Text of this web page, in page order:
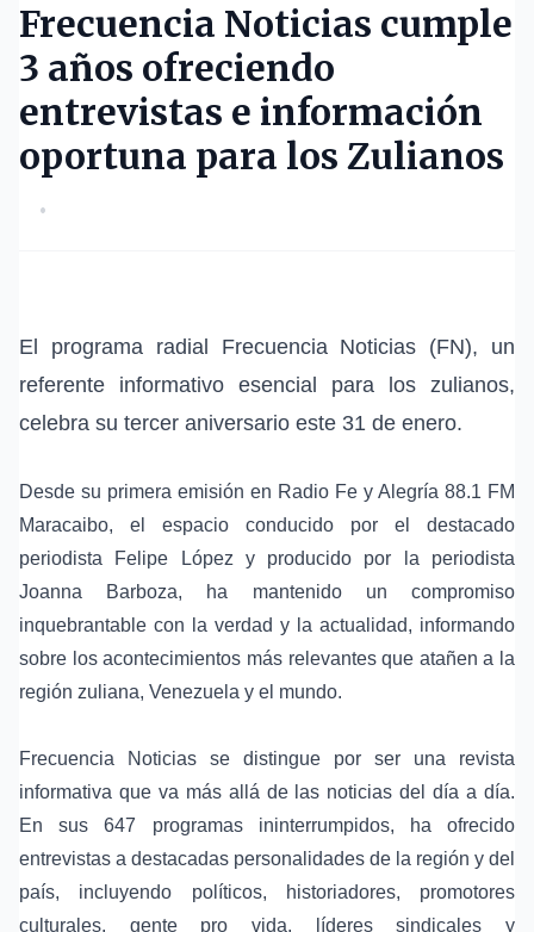
Frecuencia Noticias cumple
3 años ofreciendo
entrevistas e información
oportuna para los Zulianos
•
El programa radial Frecuencia Noticias (FN), un
referente informativo esencial para los zulianos,
celebra su tercer aniversario este 31 de enero.
Desde su primera emisión en Radio Fe y Alegría 88.1 FM
Maracaibo, el espacio conducido por el destacado
periodista Felipe López y producido por la periodista
Joanna Barboza, ha mantenido un compromiso
inquebrantable con la verdad y la actualidad, informando
sobre los acontecimientos más relevantes que atañen a la
región zuliana, Venezuela y el mundo.
Frecuencia Noticias se distingue por ser una revista
informativa que va más allá de las noticias del día a día.
En sus 647 programas ininterrumpidos, ha ofrecido
entrevistas a destacadas personalidades de la región y del
país, incluyendo políticos, historiadores, promotores
culturales, gente pro vida, líderes sindicales y